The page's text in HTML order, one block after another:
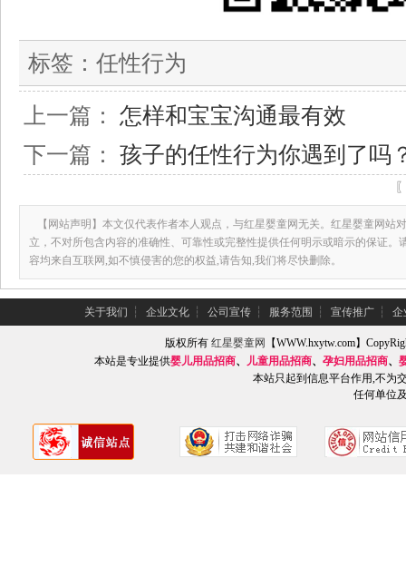
标签： 任性行为
上一篇： 怎样和宝宝沟通最有效
下一篇： 孩子的任性行为你遇到了吗
【网站声明】本文仅代表作者本人观点，与红星婴童网无关。红星婴童网站
立，不对所包含内容的准确性、可靠性或完整性提供任何明示或暗示的保证。
容均来自互联网,如不慎侵害的您的权益,请告知,我们将尽快删除。
关于我们 ┆ 企业文化 ┆ 公司宣传 ┆ 服务范围 ┆ 宣传推广 ┆ 企
版权所有红星婴童网
【WWW.hxytw.com】
本站是专业提供婴儿用品招商、 儿童用品招商、 孕妇用品招商、
本站只起到信息平台作用,不为
任何单位